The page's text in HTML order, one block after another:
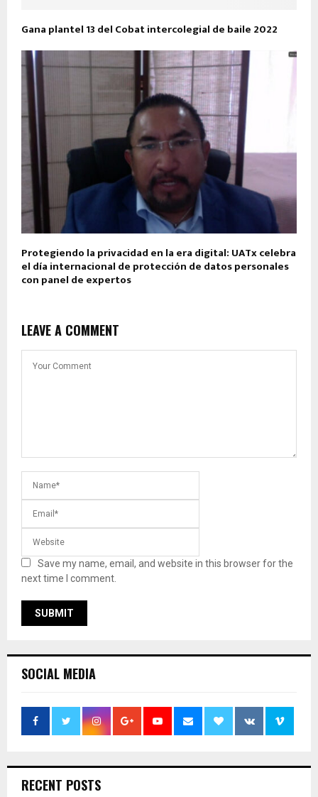
Gana plantel 13 del Cobat intercolegial de baile 2022
Protegiendo la privacidad en la era digital: UATx celebra
el día internacional de protección de datos personales
con panel de expertos
LEAVE A COMMENT
Save my name, email, and website in this browser for the
next time I comment.
SOCIAL MEDIA
RECENT POSTS